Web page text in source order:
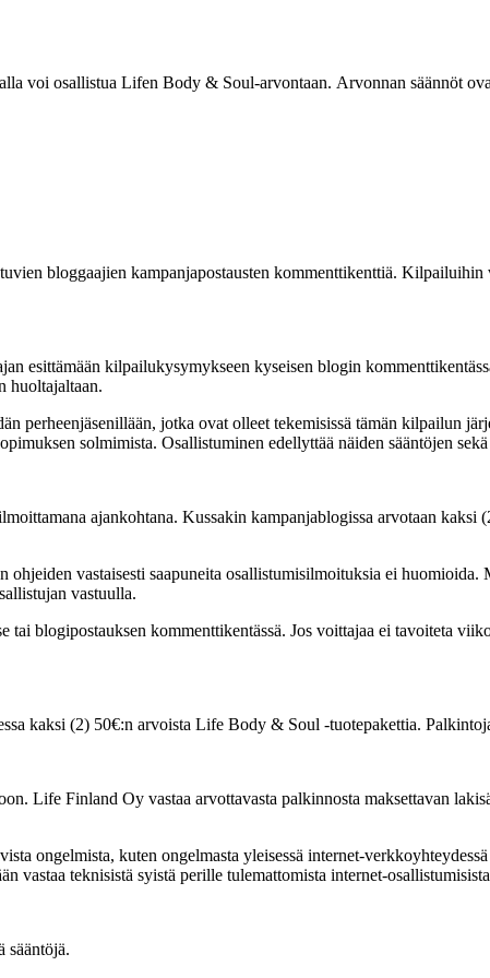
voi osallistua Lifen Body & Soul-arvontaan. Arvonnan säännöt
bloggaajien kampanjapostausten kommenttikenttiä.
esittämään kilpailukysymykseen kyseisen blogin
huoltajaltaan.
perheenjäsenillään, jotka ovat olleet tekemisissä tämän kilpailun
solmimista. Osallistuminen edellyttää näiden sääntöjen
ajankohtana. Kussakin kampanjablogissa arvotaan kaksi
vastaisesti saapuneita osallistumisilmoituksia ei
vastuulla.
blogipostauksen kommenttikentässä. Jos voittajaa ei tavoiteta
kaksi (2) 50€:n arvoista Life Body & Soul -tuotepakettia.
Life Finland Oy vastaa arvottavasta palkinnosta maksettavan
ongelmista, kuten ongelmasta yleisessä internet-
vastaa teknisistä syistä perille tulemattomista internet-
sääntöjä.